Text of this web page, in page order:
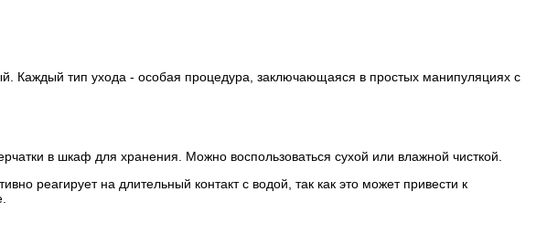
Каждый тип ухода - особая процедура, заключающаяся в простых манипуляциях с
в шкаф для хранения. Можно воспользоваться сухой или влажной чисткой.
реагирует на длительный контакт с водой, так как это может привести к